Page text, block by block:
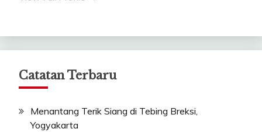
Catatan Terbaru
Menantang Terik Siang di Tebing Breksi,
Yogyakarta